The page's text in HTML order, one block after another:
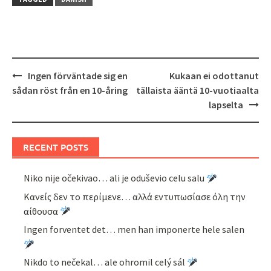
Post
navigation
Ingen förväntade sig en
sådan röst från en 10-åring
Kukaan ei odottanut
tällaista ääntä 10-vuotiaalta
lapselta
RECENT POSTS
Niko nije očekivao… ali je oduševio celu salu
Κανείς δεν το περίμενε… αλλά εντυπωσίασε όλη την
αίθουσα
Ingen forventet det… men han imponerte hele salen
Nikdo to nečekal… ale ohromil celý sál